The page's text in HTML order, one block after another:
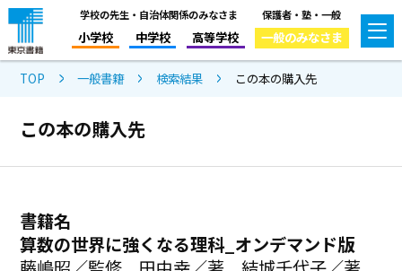
学校の先生・自治体関係のみなさま
小学校 中学校 高等学校
保護者・塾・一般
一般のみなさま
TOP 一般書籍 検索結果 この本の購入先
この本の購入先
書籍名
算数の世界に強くなる理科_オンデマンド版